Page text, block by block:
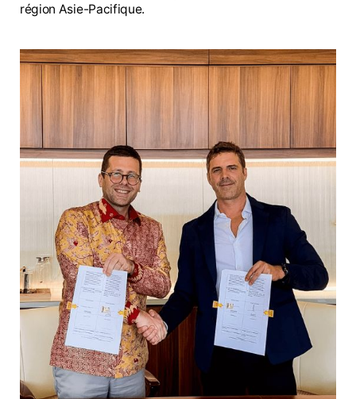
région Asie-Pacifique.